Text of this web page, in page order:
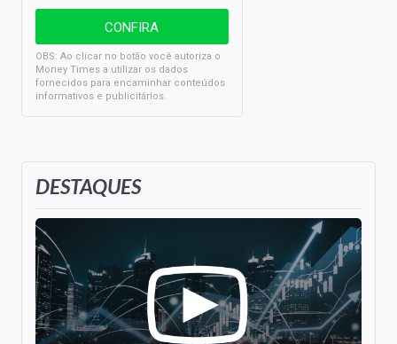
DESTAQUES
OBS: Ao clicar no botão você autoriza o
Money Times a utilizar os dados
fornecidos para encaminhar conteúdos
informativos e publicitários.